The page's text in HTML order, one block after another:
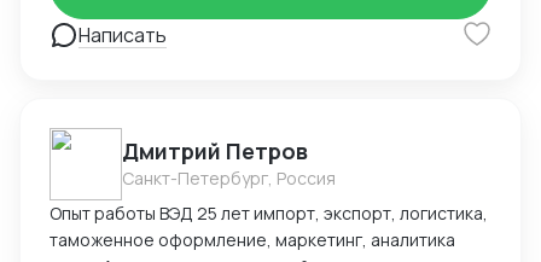
Написать
Дмитрий Петров
Санкт-Петербург, Россия
Опыт работы ВЭД 25 лет импорт, экспорт, логистика,
таможенное оформление, маркетинг, аналитика